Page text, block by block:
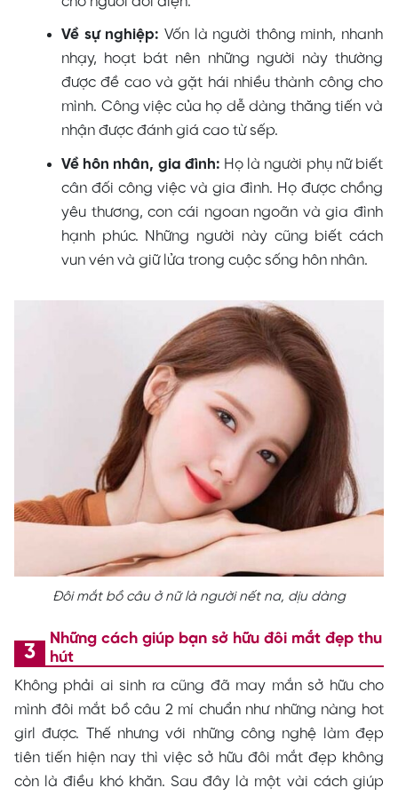
Về sự nghiệp: Vốn là người thông minh, nhanh
nhạy, hoạt bát nên những người này thường
được đề cao và gặt hái nhiều thành công cho
mình. Công việc của họ dễ dàng thăng tiến và
nhận được đánh giá cao từ sếp.
Về hôn nhân, gia đình: Họ là người phụ nữ biết
cân đối công việc và gia đình. Họ được chồng
yêu thương, con cái ngoan ngoãn và gia đình
hạnh phúc. Những người này cũng biết cách
vun vén và giữ lửa trong cuộc sống hôn nhân.
Đôi mắt bồ câu ở nữ là người nết na, dịu dàng
Những cách giúp bạn sở hữu đôi mắt đẹp thu
hút
Không phải ai sinh ra cũng đã may mắn sở hữu cho
mình đôi mắt bồ câu 2 mí chuẩn như những nàng hot
girl được. Thế nhưng với những công nghệ làm đẹp
tiên tiến hiện nay thì việc sở hữu đôi mắt đẹp không
còn là điều khó khăn. Sau đây là một vài cách giúp